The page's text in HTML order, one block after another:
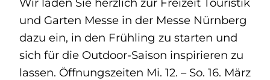
und Garten Messe in der Messe Nürnberg
dazu ein, in den Frühling zu starten und
sich für die Outdoor-Saison inspirieren zu
lassen. Öffnungszeiten Mi. 12. – So. 16. März